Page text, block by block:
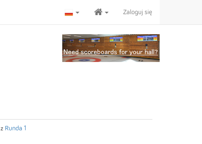
Zaloguj się
z Runda 1